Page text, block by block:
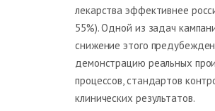
лекарства эффективнее
55%). Одной из задач
снижение этого
демонстрацию реальных
процессов, стандартов
клинических результатов.